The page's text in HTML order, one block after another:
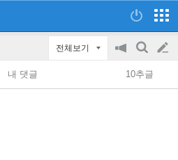
전체보기
공
지
on/off
검
색
글
쓰
내 댓글 10추글